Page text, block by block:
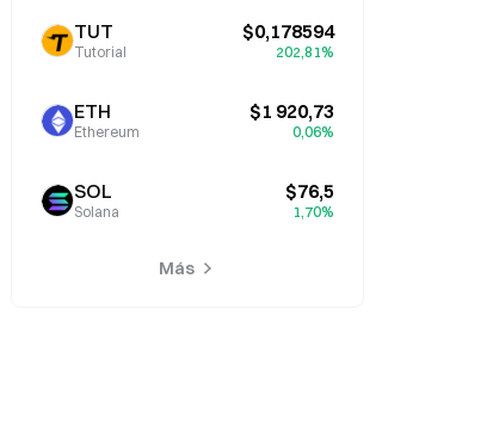
TUT
Tutorial
$0,178594
202,81%
ETH
Ethereum
$1 920,73
0,06%
SOL
Solana
$76,5
1,70%
Más